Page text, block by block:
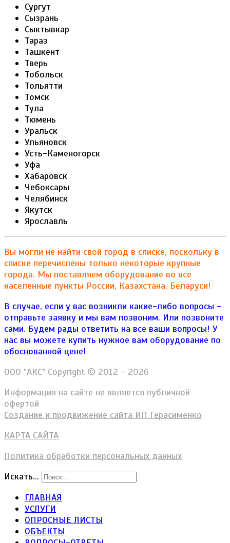
Сургут
Сызрань
Сыктывкар
Тараз
Ташкент
Тверь
Тобольск
Тольятти
Томск
Тула
Тюмень
Уральск
Ульяновск
Усть-Каменогорск
Уфа
Хабаровск
Чебоксары
Челябинск
Якутск
Ярославль
Вы могли не найти свой город в списке, поскольку в
списке перечислены только некоторые крупные
города. Мы поставляем оборудование во все
населенные пункты России, Казахстана, Беларуси!
В случае, если у вас возникли какие-либо вопросы -
отправьте заявку и мы вам позвоним. Или позвоните
сами. Будем рады ответить на все ваши вопросы! У
нас вы можете купить нужное вам оборудование по
обоснованной цене!
ООО "АКС" Copyright © 2012 - 2026
Информация на сайте не является публичной
офертой
Создание и продвижение сайта ИП Герасименко
КАРТА САЙТА
Политика обработки персональных данных
Искать...
ГЛАВНАЯ
УСЛУГИ
ОПРОСНЫЕ ЛИСТЫ
ОБЪЕКТЫ